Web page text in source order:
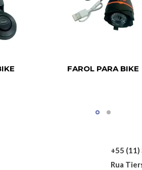
FAROL PARA BIKE
+55
Rua